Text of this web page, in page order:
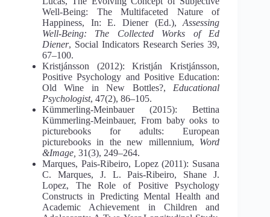
Well-Being: The Multifaceted Nature of
Happiness, In: E. Diener (Еd.),
Assessing
Well-Being: The Collected Works of Ed
Diener, Social Indicators Research Series 39,
67–100.
Kristjánsson (2012): Kristján Kristjánsson,
Positive Psychology and Positive Education:
Old Wine in New Bottles?,
Educational
Psychologist, 47(2), 86–105.
Kümmerling-Meinbauer
(2015):
Bettina
Kümmerling-Meinbauer, From babyooks to
picturebooks for adults: European
picturebooks in the new millennium,
Word
&Image 31(3), 249–264.
Marques, Pais-Ribeiro, Lopez (2011): Susana
C. Marques, J. L. Pais-Ribeiro, Shane J.
Lopez, The Role of Positive Psychology
Constructs in Predicting Mental Healthand
Academic Achievement in Children and